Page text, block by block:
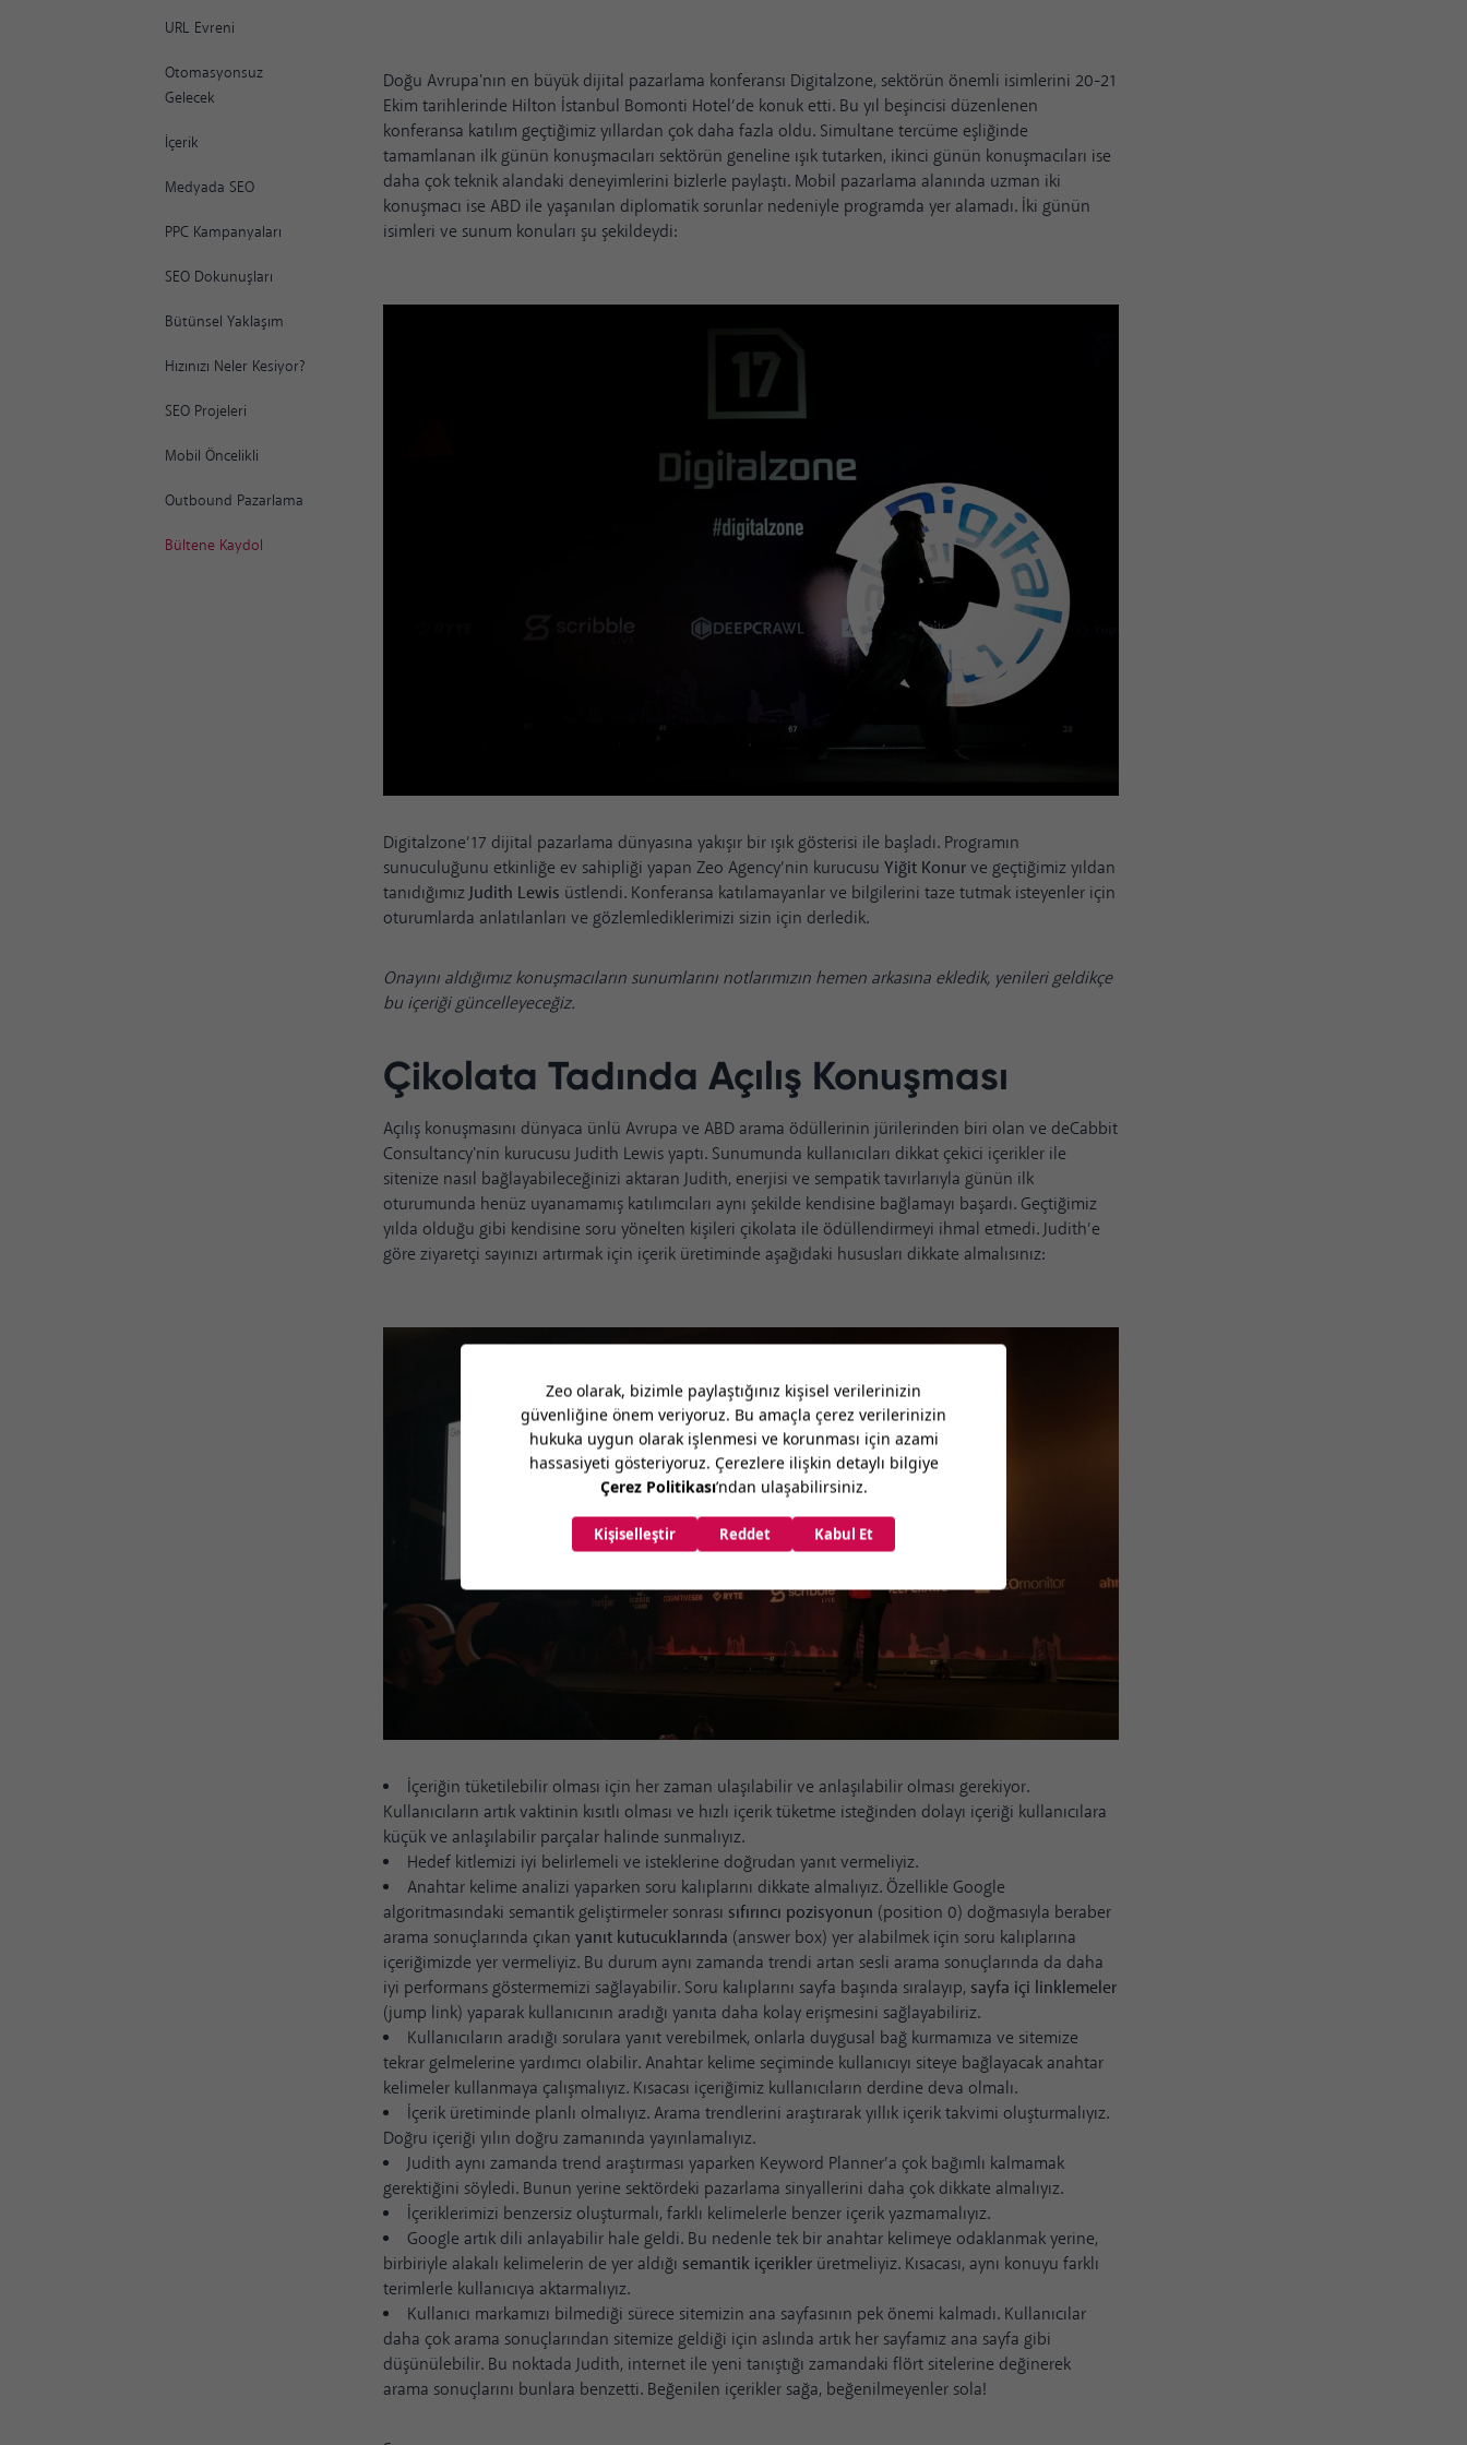
URL Evreni
Otomasyonsuz
Gelecek
İçerik
Medyada SEO
PPC Kampanyaları
SEO Dokunuşları
Bütünsel Yaklaşım
Hızınızı Neler Kesiyor?
SEO Projeleri
Mobil Öncelikli
Outbound Pazarlama
Bültene Kaydol
Doğu Avrupa'nın en büyük dijital pazarlama konferansı Digitalzone, sektörün önemli isimlerini 20-21
Ekim tarihlerinde Hilton İstanbul Bomonti Hotel’de konuk etti. Bu yıl beşincisi düzenlenen
konferansa katılım geçtiğimiz yıllardan çok daha fazla oldu. Simultane tercüme eşliğinde
tamamlanan ilk günün konuşmacıları sektörün geneline ışık tutarken, ikinci günün konuşmacıları ise
daha çok teknik alandaki deneyimlerini bizlerle paylaştı. Mobil pazarlama alanında uzman iki
konuşmacı ise ABD ile yaşanılan diplomatik sorunlar nedeniyle programda yer alamadı. İki günün
isimleri ve sunum konuları şu şekildeydi:
Digitalzone’17 dijital pazarlama dünyasına yakışır bir ışık gösterisi ile başladı. Programın
sunuculuğunu etkinliğe ev sahipliği yapan Zeo Agency’nin kurucusuYiğit Konurve geçtiğimiz yıldan
tanıdığımızJudith Lewis üstlendi. Konferansa katılamayanlar ve bilgilerini taze tutmak isteyenler için
oturumlarda anlatılanları ve gözlemlediklerimizi sizin için derledik.
Onayını aldığımız konuşmacıların sunumlarını notlarımızın hemen arkasına ekledik, yenileri geldikçe
bu içeriği güncelleyeceğiz.
Çikolata Tadında Açılış Konuşması
Açılış konuşmasını dünyaca ünlü Avrupa ve ABD arama ödüllerinin jürilerinden biri olan ve deCabbit
Consultancy'nin kurucusuJudith Lewisyaptı. Sunumunda kullanıcıları dikkat çekici içerikler ile
sitenize nasıl bağlayabileceğinizi aktaran Judith, enerjisi ve sempatik tavırlarıyla günün ilk
oturumunda henüz uyanamamış katılımcıları aynı şekilde kendisine bağlamayı başardı. Geçtiğimiz
yılda olduğu gibi kendisine soru yönelten kişileri çikolata ile ödüllendirmeyi ihmal etmedi. Judith’e
göre ziyaretçi sayınızı artırmak için içerik üretiminde aşağıdaki hususları dikkate almalısınız:
İçeriğin tüketilebilir olması için her zaman ulaşılabilir ve anlaşılabilir olması gerekiyor.
Kullanıcıların artık vaktinin kısıtlı olması ve hızlı içerik tüketme isteğinden dolayı içeriği kullanıcılara
küçük ve anlaşılabilir parçalar halinde sunmalıyız.
Hedef kitlemizi iyi belirlemeli ve isteklerine doğrudan yanıt vermeliyiz.
Anahtar kelime analizi yaparken soru kalıplarını dikkate almalıyız. Özellikle Google
algoritmasındaki semantik geliştirmeler sonrası sıfırıncı pozisyonun (position 0) doğmasıyla beraber
arama sonuçlarında çıkanyanıt kutucuklarında (answer box) yer alabilmek için soru kalıplarına
içeriğimizde yer vermeliyiz. Bu durum aynı zamanda trendi artan sesli arama sonuçlarında da daha
iyi performans göstermemizi sağlayabilir. Soru kalıplarını sayfa başında sıralayıp, sayfa içi linklemeler
(jump link) yaparak kullanıcının aradığı yanıta daha kolay erişmesini sağlayabiliriz.
Kullanıcıların aradığı sorulara yanıt verebilmek, onlarla duygusal bağ kurmamıza ve sitemize
tekrar gelmelerine yardımcı olabilir. Anahtar kelime seçiminde kullanıcıyı siteye bağlayacak anahtar
kelimeler kullanmaya çalışmalıyız. Kısacası içeriğimiz kullanıcıların derdine deva olmalı.
İçerik üretiminde planlı olmalıyız. Arama trendlerini araştırarak yıllık içerik takvimi oluşturmalıyız.
Doğru içeriği yılın doğru zamanında yayınlamalıyız.
Judith aynı zamanda trend araştırması yaparken Keyword Planner’a çok bağımlı kalmamak
gerektiğini söyledi. Bunun yerine sektördeki pazarlama sinyallerini daha çok dikkate almalıyız.
İçeriklerimizi benzersiz oluşturmalı, farklı kelimelerle benzer içerik yazmamalıyız.
Google artık dili anlayabilir hale geldi. Bu nedenle tek bir anahtar kelimeye odaklanmak yerine,
birbiriyle alakalı kelimelerin de yer aldığı semantik içerikler üretmeliyiz. Kısacası, aynı konuyu farklı
terimlerle kullanıcıya aktarmalıyız.
Kullanıcı markamızı bilmediği sürece sitemizin ana sayfasının pek önemi kalmadı. Kullanıcılar
daha çok arama sonuçlarından sitemize geldiği için aslında artık her sayfamız ana sayfa gibi
düşünülebilir. Bu noktada Judith, internet ile yeni tanıştığı zamandaki flört sitelerine değinerek
arama sonuçlarını bunlara benzetti. Beğenilen içerikler sağa, beğenilmeyenler sola!